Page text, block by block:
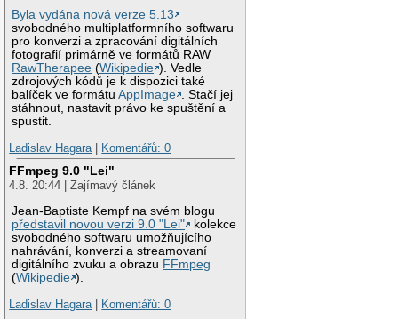
Byla vydána nová verze 5.13
svobodného multiplatformního softwaru
pro konverzi a zpracování digitálních
fotografií primárně ve formátů RAW
RawTherapee (Wikipedie ). Vedle
zdrojových kódů je k dispozici také
balíček ve formátuAppImage . Stačí jej
stáhnout, nastavit právo ke spuštění a
spustit.
Ladislav Hagara
Komentářů: 0
FFmpeg 9.0 "Lei"
4.8. 20:44 | Zajímavý článek
Jean-Baptiste Kempf na svém blogu
představil novou verzi 9.0 "Lei"
kolekce
svobodného softwaru umožňujícího
nahrávání, konverzi a streamovaní
digitálního zvuku a obrazu FFmpeg
(Wikipedie ).
Ladislav Hagara
Komentářů: 0